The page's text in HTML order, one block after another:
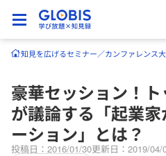
知見を広げるセミナー／カンファレンス
豪華セッション！
が議論する「起業
ーション」とは？
投稿日：2016/01/30更新日：2019/04/